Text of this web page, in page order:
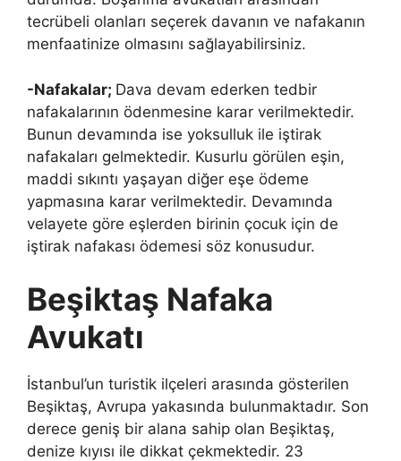
tecrübeli olanları seçerek davanın ve nafakanın
menfaatinize olmasını sağlayabilirsiniz.
-Nafakalar; Dava devam ederken tedbir
nafakalarının ödenmesine karar verilmektedir.
Bunun devamında ise yoksulluk ile iştirak
nafakaları gelmektedir. Kusurlu görülen eşin,
maddi sıkıntı yaşayan diğer eşe ödeme
yapmasına karar verilmektedir. Devamında
velayete göre eşlerden birinin çocuk için de
iştirak nafakası ödemesi söz konusudur.
Beşiktaş Nafaka
Avukatı
İstanbul’un turistik ilçeleri arasında gösterilen
Beşiktaş, Avrupa yakasında bulunmaktadır. Son
derece geniş bir alana sahip olan Beşiktaş,
denize kıyısı ile dikkat çekmektedir. 23